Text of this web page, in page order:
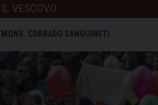
IL VESCOVO
MONS. CORRADO SANGUINETI